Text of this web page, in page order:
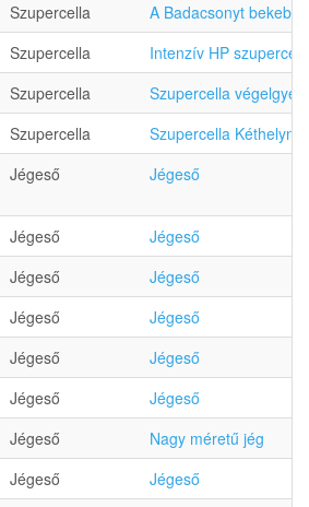
Szupercella
A Badacsonyt
Szupercella
Intenzív HP
Szupercella
Szupercella
Szupercella
Szupercella Kéthelynéll
Jégeső Jégeső
Jégeső
Jégeső
Jégeső
Jégeső
Jégeső
Jégeső
Jégeső
Jégeső
Jégeső
Jégeső
Jégeső
Nagy méretű jég
Jégeső
Jégeső